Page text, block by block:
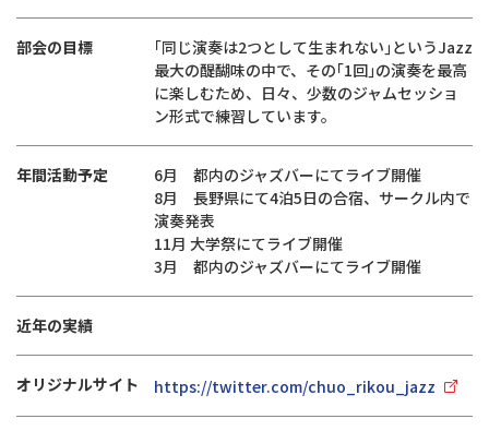
部会の目標
｢同じ演奏は2つとして生まれない｣というJazz
最大の醍醐味の中で、その｢1回｣の演奏を最高
に楽しむため、日々、少数のジャムセッショ
ン形式で練習しています。
年間活動予定
6月 都内のジャズバーにてライブ開催
8月 長野県にて4泊5日の合宿、サークル内で
演奏発表
11月 大学祭にてライブ開催
3月 都内のジャズバーにてライブ開催
近年の実績
オリジナルサイト https://twitter.com/chuo_rikou_jazz